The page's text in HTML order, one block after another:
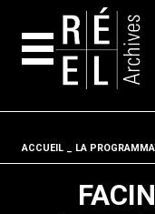
ACCUEIL LA